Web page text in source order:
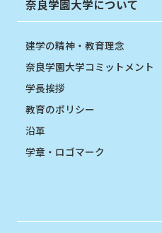
奈良学園大学について
建学の精神・教育理念
奈良学園大学コミットメント
学長挨拶
教育のポリシー
沿革
学章・ロゴマーク